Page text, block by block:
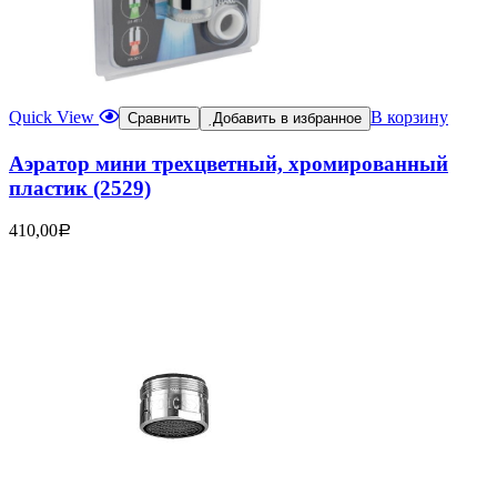
Quick View Сравнить Добавить в избранное В корзину
Аэратор мини трехцветный, хромированный
пластик (2529)
410,00Р